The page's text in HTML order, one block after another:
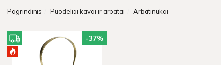
Pagrindinis Puodeliai kavai ir arbatai Arbatinukai
-37%